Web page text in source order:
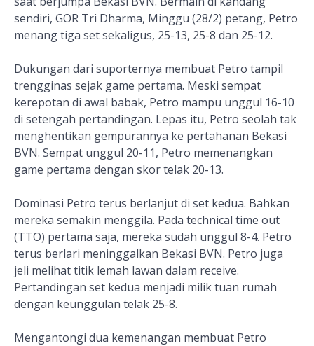
sendiri, GOR Tri Dharma, Minggu (28/2) petang, Petro
menang tiga set sekaligus, 25-13, 25-8 dan 25-12.
Dukungan dari suporternya membuat Petro tampil
trengginas sejak game pertama. Meski sempat
kerepotan di awal babak, Petro mampu unggul 16-10
di setengah pertandingan. Lepas itu, Petro seolah tak
menghentikan gempurannya ke pertahanan Bekasi
BVN. Sempat unggul 20-11, Petro memenangkan
game pertama dengan skor telak 20-13.
Dominasi Petro terus berlanjut di set kedua. Bahkan
mereka semakin menggila. Pada technical time out
(TTO) pertama saja, mereka sudah unggul 8-4. Petro
terus berlari meninggalkan Bekasi BVN. Petro juga
jeli melihat titik lemah lawan dalam receive.
Pertandingan set kedua menjadi milik tuan rumah
dengan keunggulan telak 25-8.
Mengantongi dua kemenangan membuat Petro